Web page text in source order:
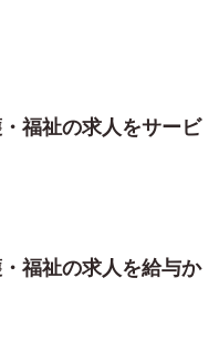
福祉の求人をサービ
福祉の求人を給与か